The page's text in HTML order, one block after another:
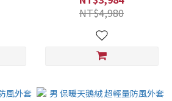
NT$4,980